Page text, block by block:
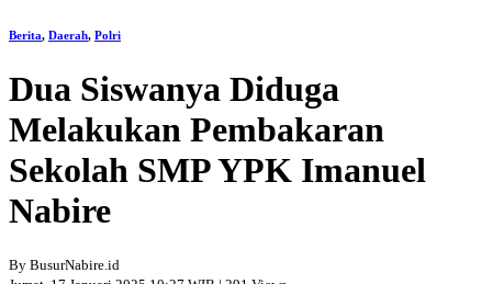
Berita, Daerah, Polri
Dua Siswanya Diduga
Melakukan Pembakaran
Sekolah SMP YPK Imanuel
Nabire
By BusurNabire.id